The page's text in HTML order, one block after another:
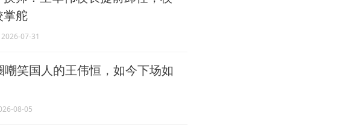
掌舵
2026-07-31
嘲笑国人的王伟恒，如今下场如
08-05